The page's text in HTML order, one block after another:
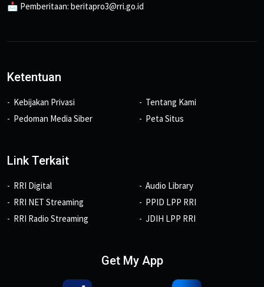
📩 Pemberitaan: beritapro3@rri.go.id
Ketentuan
Kebijakan Privasi
Pedoman Media Siber
Tentang Kami
Peta Situs
Link Terkait
RRI Digital
RRI NET Streaming
RRI Radio Streaming
Audio Library
PPID LPP RRI
JDIH LPP RRI
Get My App